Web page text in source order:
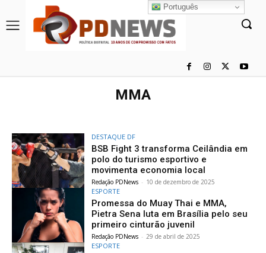
MMA
DESTAQUE DF
BSB Fight 3 transforma Ceilândia em
polo do turismo esportivo e
movimenta economia local
Redação PDNews - 10 de dezembro de 2025
ESPORTE
Promessa do Muay Thai e MMA,
Pietra Sena luta em Brasília pelo seu
primeiro cinturão juvenil
Redação PDNews - 29 de abril de 2025
ESPORTE
Português